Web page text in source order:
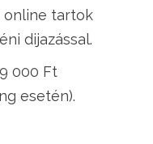
online tartok
dijazással.
000 Ft
esetén).